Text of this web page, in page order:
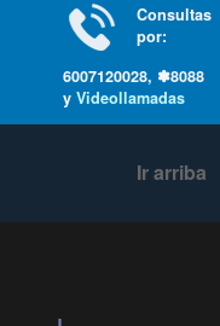
Consultas
por:
6007120028, ✽8088
yVideollamadas